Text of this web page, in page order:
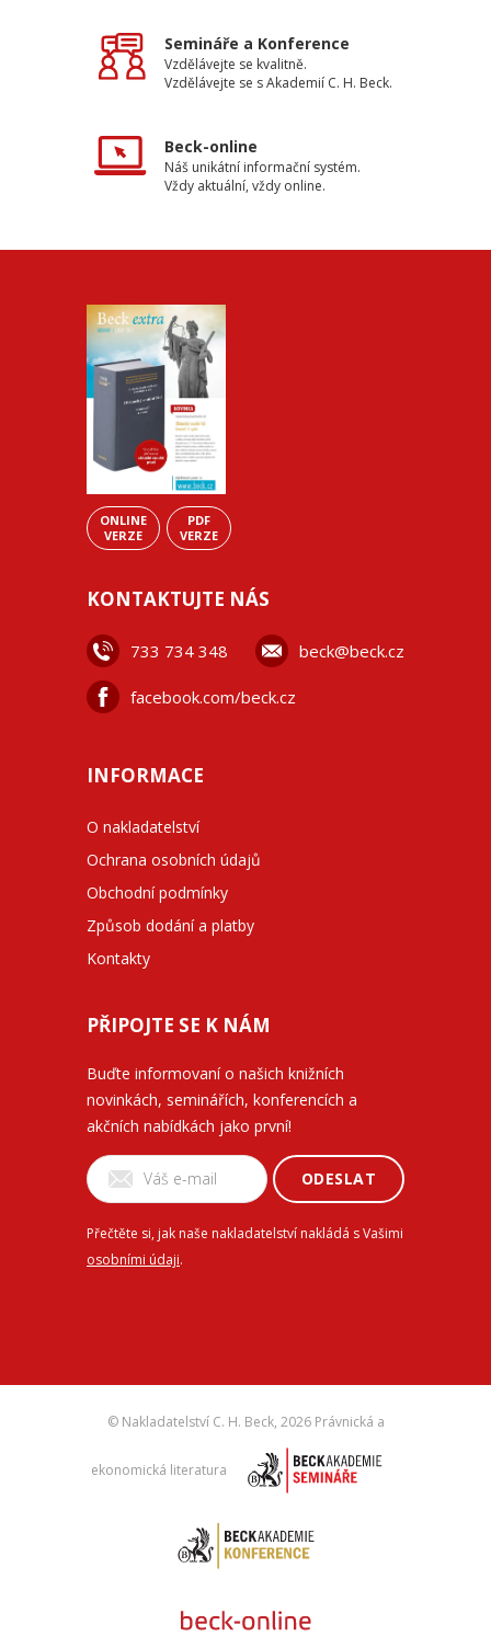
Semináře a Konference
Vzdělávejte se kvalitně.
Vzdělávejte se s Akademií C. H. Beck.
Beck-online
Náš unikátní informační systém.
Vždy aktuální, vždy online.
ONLINE
VERZE
PDF
VERZE
KONTAKTUJTE NÁS
733 734 348 beck@beck.cz
facebook.com/beck.cz
INFORMACE
O nakladatelství
Ochrana osobních údajů
Obchodní podmínky
Způsob dodání a platby
Kontakty
PŘIPOJTE SE K NÁM
Buďte informovaní o našich knižních
novinkách, seminářích, konferencích a
akčních nabídkách jako první!
ODESLAT
Přečtěte si, jak naše nakladatelství nakládá s Vašimi
osobními údaji.
© Nakladatelství C. H. Beck, 2026 Právnická a
ekonomická literatura